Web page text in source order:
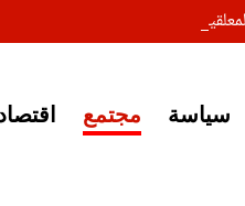
على خبر إغلاق أصوات مصرية
سياسة مجتمع